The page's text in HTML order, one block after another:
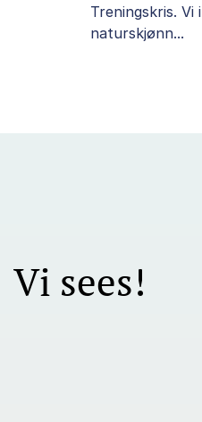
Treningskris.
naturskjønn...
Vi sees!